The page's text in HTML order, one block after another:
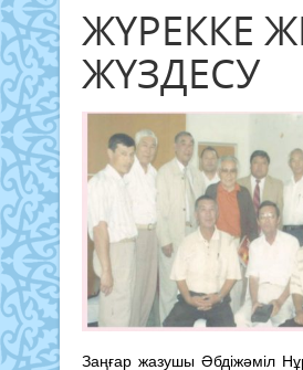
ЖҮРЕККЕ
ЖҮЗДЕСУ
Заңғар жазушы Әбдіжәміл